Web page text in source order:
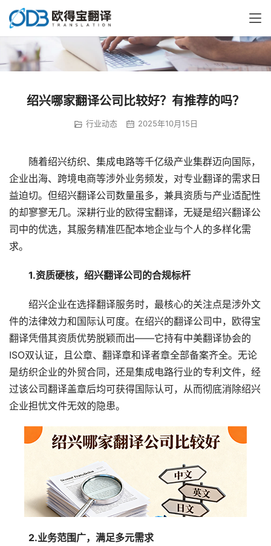
绍兴哪家翻译公司比较好？有推荐的吗？
行业动态 2025年10月15日
随着绍兴纺织、集成电路等千亿级产业集群迈向国际，
企业出海、跨境电商等涉外业务频发，对专业翻译的需求日
益迫切。但绍兴翻译公司数量虽多，兼具资质与产业适配性
的却寥寥无几。深耕行业的欧得宝翻译，无疑是绍兴翻译公
司中的优选，其服务精准匹配本地企业与个人的多样化需
求。
1.资质硬核，绍兴翻译公司的合规标杆​
绍兴企业在选择翻译服务时，最核心的关注点是涉外文
件的法律效力和国际认可度。在绍兴的翻译公司中，欧得宝
翻译凭借其资质优势脱颖而出——它持有中美翻译协会的
ISO双认证，且公章、翻译章和译者章全部备案齐全。无论
是纺织企业的外贸合同，还是集成电路行业的专利文件，经
过该公司翻译盖章后均可获得国际认可，从而彻底消除绍兴
企业担忧文件无效的隐患。
2.业务范围广，满足多元需求